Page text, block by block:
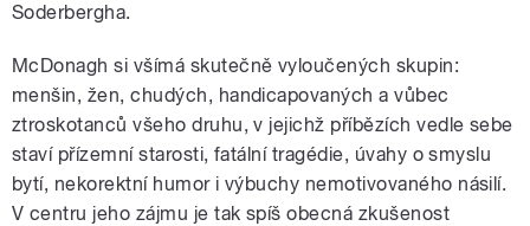
Soderbergha.
McDonagh si všímá skutečně vyloučených skupin:
menšin, žen, chudých, handicapovaných a vůbec
ztroskotanců všeho druhu, v jejichž příbězích vedle sebe
staví přízemní starosti, fatální tragédie, úvahy o smyslu
bytí, nekorektní humor i výbuchy nemotivovaného násilí.
V centru jeho zájmu je tak spíš obecná zkušenost